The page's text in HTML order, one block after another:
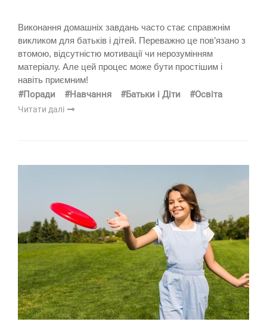
Виконання домашніх завдань часто стає справжнім
викликом для батьків і дітей. Переважно це пов’язано з
втомою, відсутністю мотивації чи нерозумінням
матеріалу. Але цей процес може бути простішим і
навіть приємним!
#Поради #Навчання #Батьки і Діти #Освіта
Читати далі